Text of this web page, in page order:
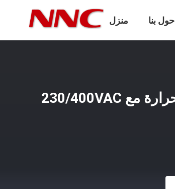
منزل حول بنا
كليون XLSCB2 حماية زيادة الحرارة مع 230/400VAC